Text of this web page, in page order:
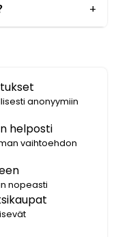
anonyymiin
helposti
vaihtoehdon
nopeasti